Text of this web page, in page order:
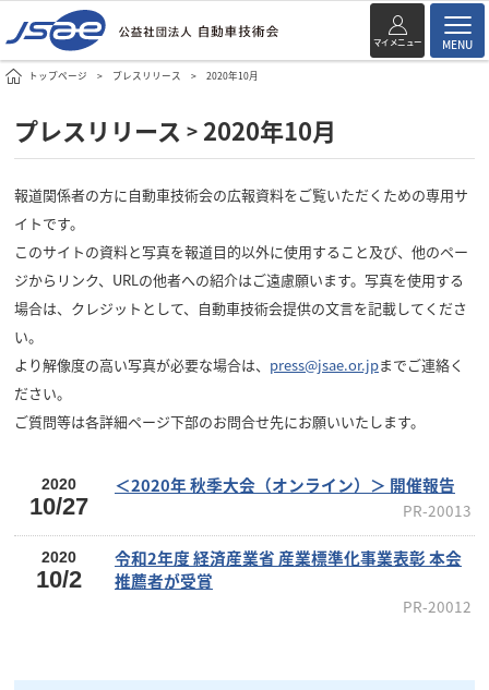
マイメニュー MENU
トップページ プレスリリース 2020年10月
プレスリリース > 2020年10月
報道関係者の方に自動車技術会の広報資料をご覧いただくための専用サ
イトです。
このサイトの資料と写真を報道目的以外に使用すること及び、他のペー
ジからリンク、URLの他者への紹介はご遠慮願います。写真を使用する
場合は、クレジットとして、自動車技術会提供の文言を記載してくださ
い。
より解像度の高い写真が必要な場合は、 press@jsae.or.jpまでご連絡く
ださい。
ご質問等は各詳細ページ下部のお問合せ先にお願いいたします。
＜2020年 秋季大会（オンライン）＞ 開催報告
PR-20013
2020
10/27
令和2年度 経済産業省 産業標準化事業表彰 本会
推薦者が受賞
PR-20012
2020
10/2